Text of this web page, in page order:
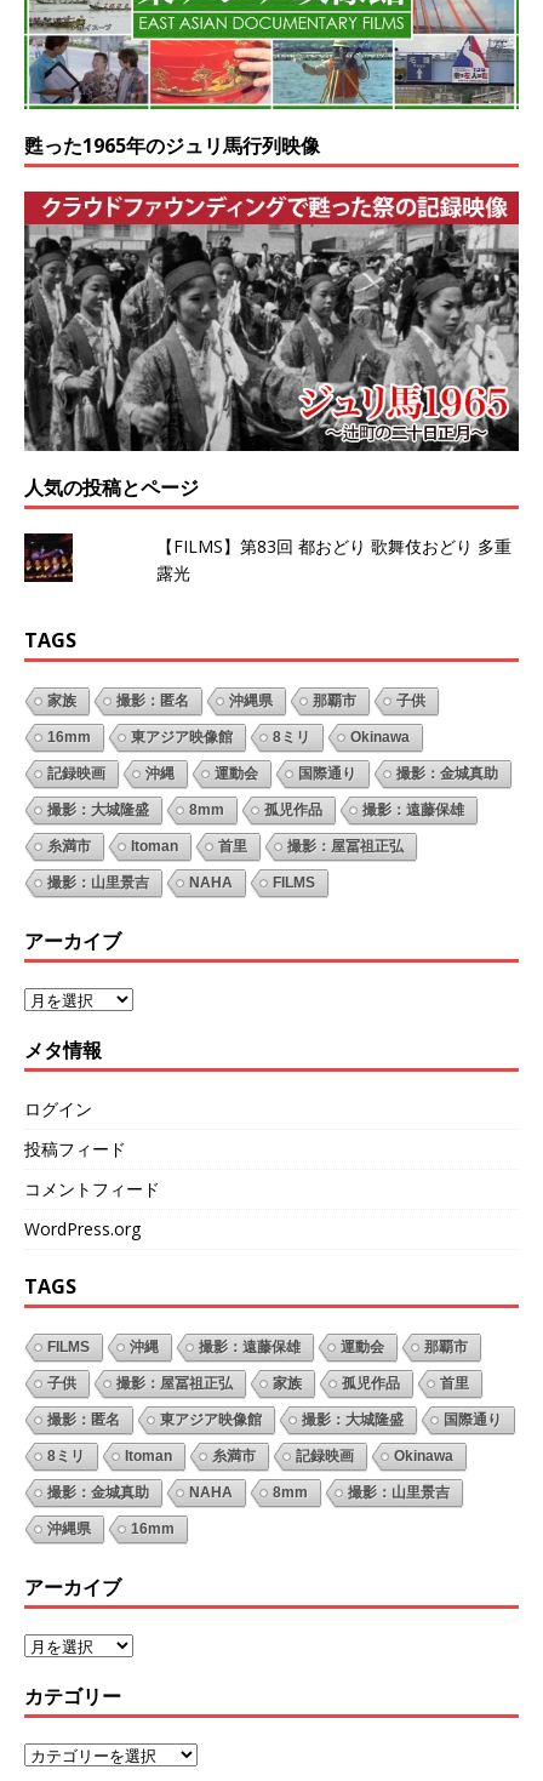
甦った1965年のジュリ馬行列映像
人気の投稿とページ
【FILMS】第83回 都おどり 歌舞伎おどり 多重
露光
TAGS
家族 撮影：匿名 沖縄県 那覇市 子供
16mm 東アジア映像館 8ミリ Okinawa
記録映画 沖縄 運動会 国際通り 撮影：金城真助
撮影：大城隆盛 8mm 孤児作品 撮影：遠藤保雄
糸満市 Itoman 首里 撮影：屋冨祖正弘
撮影：山里景吉 NAHA FILMS
アーカイブ
メタ情報
ログイン
投稿フィード
コメントフィード
WordPress.org
TAGS
FILMS 沖縄 撮影：遠藤保雄 運動会 那覇市
子供 撮影：屋冨祖正弘 家族 孤児作品 首里
撮影：匿名 東アジア映像館 撮影：大城隆盛 国際通り
8ミリ Itoman 糸満市 記録映画 Okinawa
撮影：金城真助 NAHA 8mm 撮影：山里景吉
沖縄県 16mm
アーカイブ
カテゴリー